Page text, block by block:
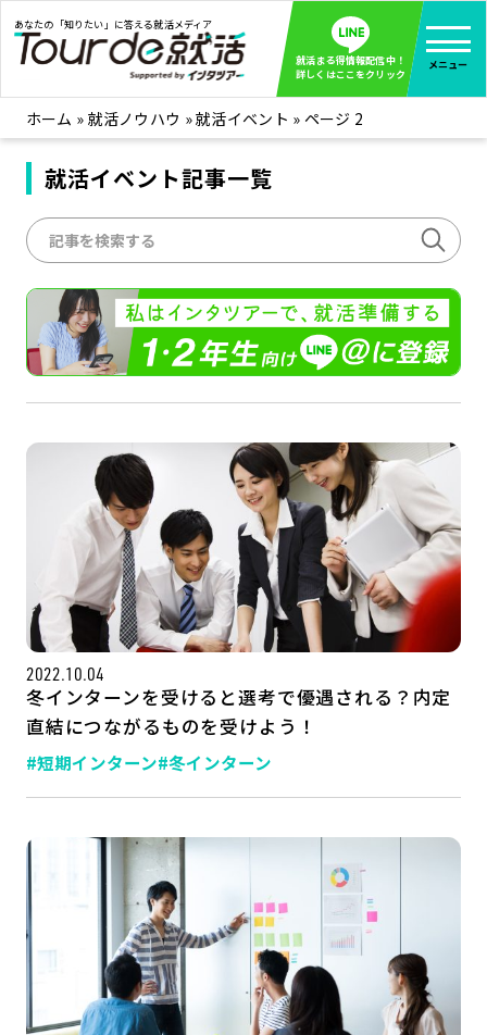
あなたの「知りたい」に答える就活メディア
就活まる得情報配信中！
詳しくはここをクリック
メニュー
就活ノウハウ 全て見る
企業まる見え！特捜部
みんなが知らない企業の裏側を徹底調査！
インタツアー活動レポ 全て見る
インタツアーを使ってどうだった？OBOG成功談
社会人インタビュー 全て見る
社会人になった今、就活を振り返ってみた
学生就活ブログ 全て見る
企業・業界研究はインタツアー
サイトマップ
プライバシーポリシー
公式SNSはこちら
ホーム » 就活ノウハウ »就活イベント » ページ 2
就活イベント記事一覧
2022.10.04
冬インターンを受けると選考で優遇される？内定
直結につながるものを受けよう！
#短期インターン#冬インターン